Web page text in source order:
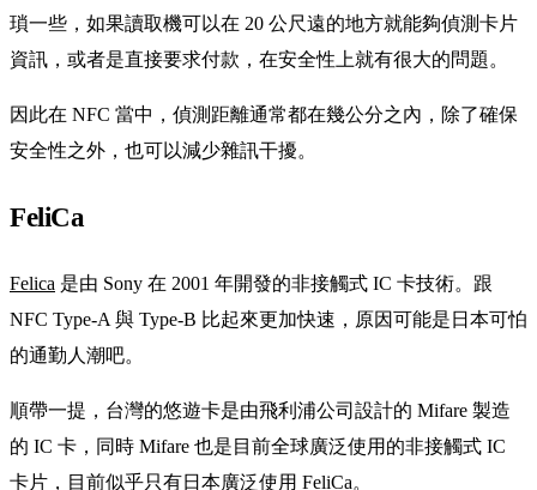
瑣一些，如果讀取機可以在 20 公尺遠的地方就能夠偵測卡片
資訊，或者是直接要求付款，在安全性上就有很大的問題。
因此在 NFC 當中，偵測距離通常都在幾公分之內，除了確保
安全性之外，也可以減少雜訊干擾。
FeliCa
Felica 是由 Sony 在 2001 年開發的非接觸式 IC 卡技術。跟
NFC Type-A 與 Type-B 比起來更加快速，原因可能是日本可怕
的通勤人潮吧。
順帶一提，台灣的悠遊卡是由飛利浦公司設計的 Mifare 製造
的 IC 卡，同時 Mifare 也是目前全球廣泛使用的非接觸式 IC
卡片，目前似乎只有日本廣泛使用 FeliCa。